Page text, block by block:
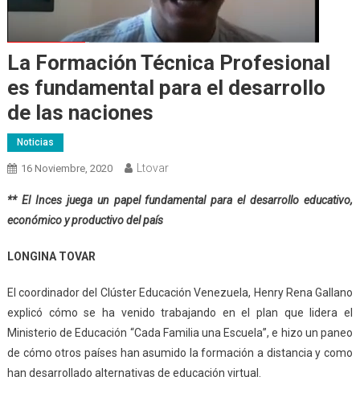
La Formación Técnica Profesional
es fundamental para el desarrollo
de las naciones
Noticias
16 Noviembre, 2020 Ltovar
** El Inces juega un papel fundamental para el desarrollo educativo,
económico y productivo del país
LONGINA TOVAR
El coordinador del Clúster Educación Venezuela, Henry Rena Gallano
explicó cómo se ha venido trabajando en el plan que lidera el
Ministerio de Educación “Cada Familia una Escuela”, e hizo un paneo
de cómo otros países han asumido la formación a distancia y como
han desarrollado alternativas de educación virtual.